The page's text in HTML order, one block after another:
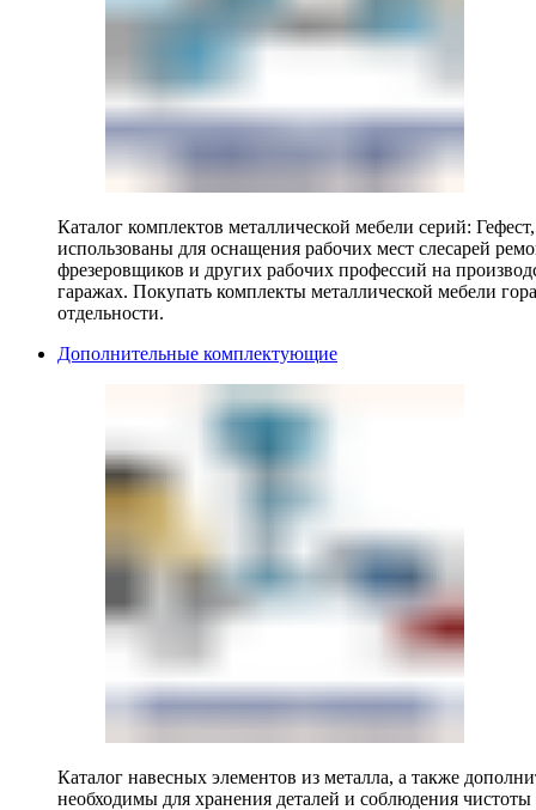
Каталог комплектов металлической мебели серий:
использованы для оснащения рабочих мест слесарей
фрезеровщиков и других рабочих профессий на
гаражах. Покупать комплекты металлической мебели
отдельности.
Дополнительные комплектующие
Каталог навесных элементов из металла, а также
необходимы для хранения деталей и соблюдения чистоты